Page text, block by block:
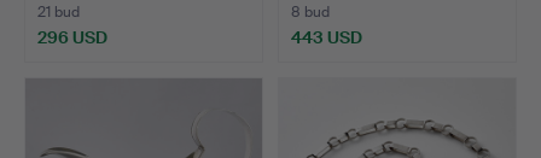
21 bud
296 USD
8 bud
443 USD